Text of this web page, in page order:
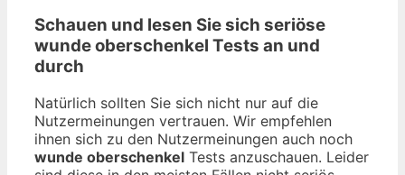
Schauen und lesen Sie sich seriöse
wunde oberschenkel Tests an und
durch
Natürlich sollten Sie sich nicht nur auf die
Nutzermeinungen vertrauen. Wir empfehlen
ihnen sich zu den Nutzermeinungen auch noch
wunde oberschenkel Tests anzuschauen. Leider